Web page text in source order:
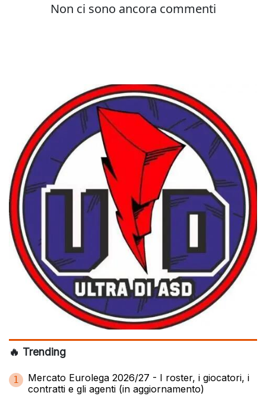
🔥 Trending
1
Mercato Eurolega 2026/27 - I roster, i giocatori, i
contratti e gli agenti (in aggiornamento)